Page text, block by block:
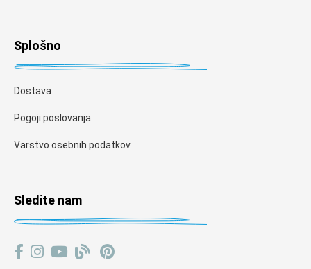
Splošno
Dostava
Pogoji poslovanja
Varstvo osebnih podatkov
Sledite nam